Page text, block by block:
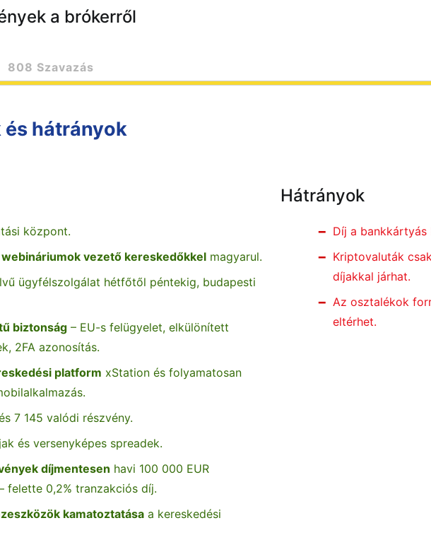
a brókerről
808 Szavazás
és hátrányok
központ.
webináriumok vezető kereskedőkkel magyarul.
ügyfélszolgálat hétfőtől péntekig, budapesti
biztonság – EU-s felügyelet, elkülönített
2FA azonosítás.
platform xStation és folyamatosan
7 145 valódi részvény.
és versenyképes spreadek.
díjmentesen havi 100 000 EUR
felette 0,2% tranzakciós díj.
kamatoztatása a kereskedési
Hátrányok
Díj a bankkártyás
Kriptovaluták
díjakkal járhat.
Az osztalékok
eltérhet.